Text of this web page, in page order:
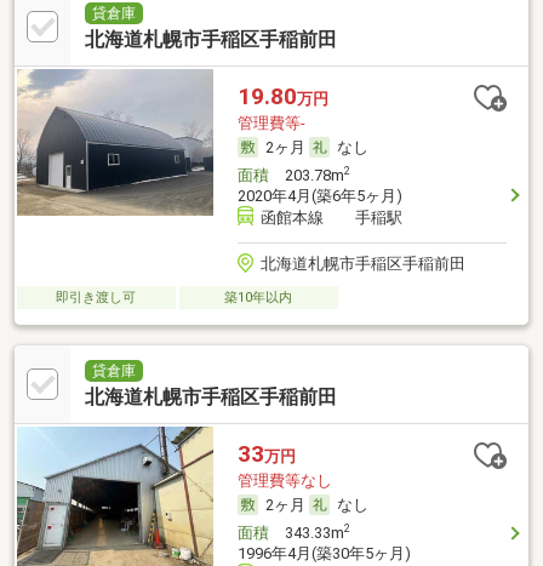
貸倉庫
北海道札幌市手稲区手稲前田
19.80万円
管理費等-
2ヶ月
なし
面積203.78m2
2020年4月(築6年5ヶ月)
函館本線 手稲駅
北海道札幌市手稲区手稲前田
即引き渡し可 築10年以内
貸倉庫
北海道札幌市手稲区手稲前田
33万円
管理費等なし
2ヶ月
なし
面積343.33m2
1996年4月(築30年5ヶ月)